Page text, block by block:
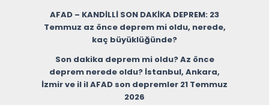
AFAD – KANDİLLİ SON DAKİKA DEPREM: 23
Temmuz az önce deprem mi oldu, nerede,
kaç büyüklüğünde?
Son dakika deprem mi oldu? Az önce
deprem nerede oldu? İstanbul, Ankara,
İzmir ve il il AFAD son depremler 21 Temmuz
2026